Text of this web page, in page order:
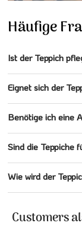
Häufige
Ist der Teppich
Eignet sich der
Benötige ich eine
Sind die Teppiche
Wie wird der
Customers